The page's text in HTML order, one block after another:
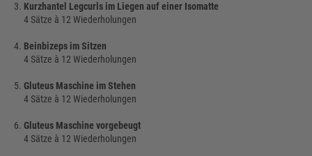
Kurzhantel Legcurls im Liegen auf einer Isomatte
4 Sätze à 12 Wiederholungen
Beinbizeps im Sitzen
4 Sätze à 12 Wiederholungen
Gluteus Maschine im Stehen
4 Sätze à 12 Wiederholungen
Gluteus Maschine vorgebeugt
4 Sätze à 12 Wiederholungen